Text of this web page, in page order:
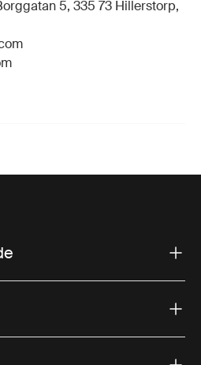
Thule Chariot all-terrain kit 2